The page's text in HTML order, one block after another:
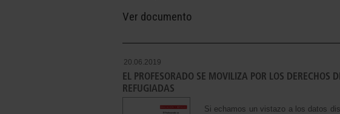
Ver documento
20.06.2019
EL PROFESORADO SE MOVILIZA POR LOS DERECHOS
REFUGIADAS
Si echamos un vistazo a los datos